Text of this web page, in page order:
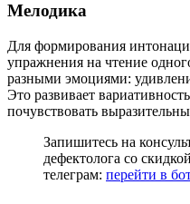
Мелодика
Для формирования
упражнения на чтение
разными эмоциями:
Это развивает
почувствовать
Запишитесь на
дефектолога со
телеграм: перейти в